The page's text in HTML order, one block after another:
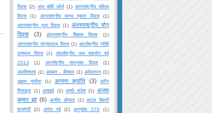
दिवस (2) अंजू बॉबी जॉर्ज (1) अंतरराष्ट्रीय महिला
दिवस
(1) अंतरराष्ट्रीय मानव एकता दिवस
(1)
अंतरराष्ट्रीय युवा दिवस (1) अंतरराष्ट्रीय योग
दिवस
(3) अंतरराष्ट्रीय शिक्षक दिवस
(1)
अंतरराष्ट्रीय संग्रहालय दिवस (1) अंतर्राष्ट्रीय गरीबी
उन्मूलन दिवस
(1)
अंतर्राष्ट्रीय जल सहयोग वर्ष
2013
(1) अंतर्राष्ट्रीय मातृभाषा दिवस
(2)
अंधविश्वास (1) अकबर - बीरबल (1) अकेलापन (1)
अक्षय तृतीया
(1) अगस्त क्रांति (3)
अग्नि
मिसाइल (1) अच्छाई (1) अच्छे संदेश (1) अजय
कुमार झा (6) अजीत डोभाल (1) अटल बिहारी
वाजपेयी
(2) अनंत पई (2) अनुच्छेद 370
(1)